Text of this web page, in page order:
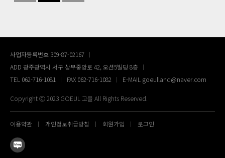
사업자등록번호 309-87-02167
ADD 광주광역시 서구 상무중앙로 42, 오션5빌딩 8층
TEL 062-716-1081
FAX 062-716-1082 E-MAIL goeulland@naver.com
Copyright Ⓒ 2023 GOEUL 고을 All Rights Reserved.
이용약관 개인정보취급방침 회원가입 로그인